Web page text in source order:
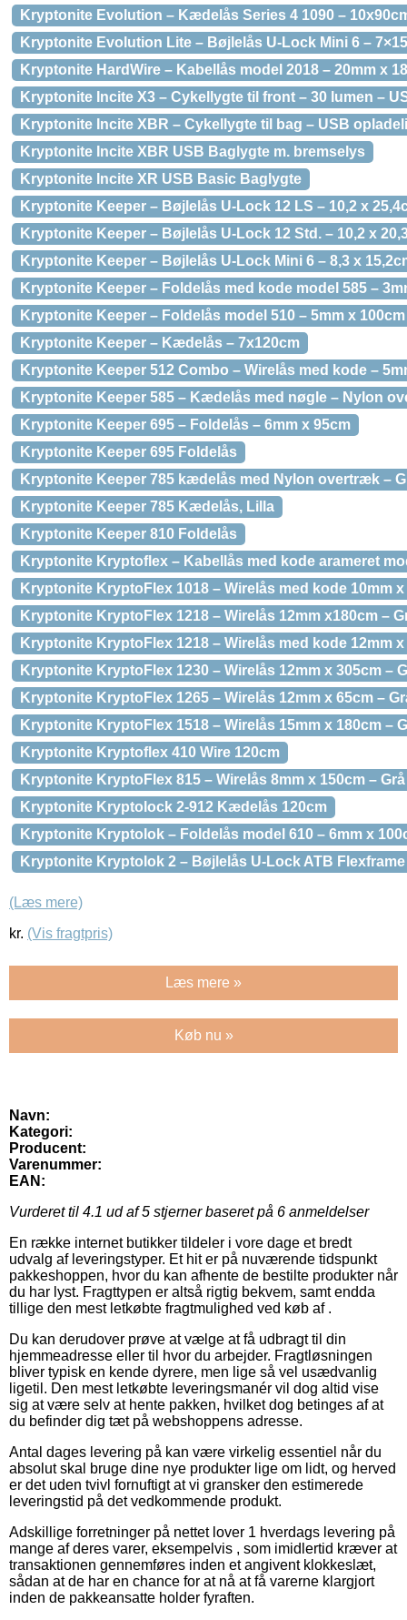
Kryptonite Evolution – Kædelås Series 4 1090 –
Kryptonite Evolution Lite – Bøjlelås U-Lock Mini 6 –
Kryptonite HardWire – Kabellås model 2018 – 20mm x
Kryptonite Incite X3 – Cykellygte til front – 30 lumen –
Kryptonite Incite XBR – Cykellygte til bag – USB
Kryptonite Incite XBR USB Baglygte m. bremselys
Kryptonite Incite XR USB Basic Baglygte
Kryptonite Keeper – Bøjlelås U-Lock 12 LS – 10,2 x
Kryptonite Keeper – Bøjlelås U-Lock 12 Std. – 10,2 x
Kryptonite Keeper – Bøjlelås U-Lock Mini 6 – 8,3 x
Kryptonite Keeper – Foldelås med kode model 585 –
Kryptonite Keeper – Foldelås model 510 – 5mm x 100cm
Kryptonite Keeper – Kædelås – 7x120cm
Kryptonite Keeper 512 Combo – Wirelås med kode –
Kryptonite Keeper 585 – Kædelås med nøgle – Nylon
Kryptonite Keeper 695 – Foldelås – 6mm x 95cm
Kryptonite Keeper 695 Foldelås
Kryptonite Keeper 785 kædelås med Nylon overtræk –
Kryptonite Keeper 785 Kædelås, Lilla
Kryptonite Keeper 810 Foldelås
Kryptonite Kryptoflex – Kabellås med kode arameret
Kryptonite KryptoFlex 1018 – Wirelås med kode 10mm x
Kryptonite KryptoFlex 1218 – Wirelås 12mm x180cm –
Kryptonite KryptoFlex 1218 – Wirelås med kode 12mm x
Kryptonite KryptoFlex 1230 – Wirelås 12mm x 305cm –
Kryptonite KryptoFlex 1265 – Wirelås 12mm x 65cm –
Kryptonite KryptoFlex 1518 – Wirelås 15mm x 180cm –
Kryptonite Kryptoflex 410 Wire 120cm
Kryptonite KryptoFlex 815 – Wirelås 8mm x 150cm – Grå
Kryptonite Kryptolock 2-912 Kædelås 120cm
Kryptonite Kryptolok – Foldelås model 610 – 6mm x
Kryptonite Kryptolok 2 – Bøjlelås U-Lock ATB Flexframe
(Læs mere)
kr. (Vis fragtpris)
Læs mere »
Køb nu »
Navn:
Kategori:
Producent:
Varenummer:
EAN:
Vurderet til 4.1 ud af 5 stjerner baseret på 6 anmeldelser
En række internet butikker tildeler i vore dage et bredt
udvalg af leveringstyper. Et hit er på nuværende tidspunkt
pakkeshoppen, hvor du kan afhente de bestilte produkter når
du har lyst. Fragttypen er altså rigtig bekvem, samt endda
tillige den mest letkøbte fragtmulighed ved køb af .
Du kan derudover prøve at vælge at få udbragt til din
hjemmeadresse eller til hvor du arbejder. Fragtløsningen
bliver typisk en kende dyrere, men lige så vel usædvanlig
ligetil. Den mest letkøbte leveringsmanér vil dog altid vise
sig at være selv at hente pakken, hvilket dog betinges af at
du befinder dig tæt på webshoppens adresse.
Antal dages levering på kan være virkelig essentiel når du
absolut skal bruge dine nye produkter lige om lidt, og herved
er det uden tvivl fornuftigt at vi gransker den estimerede
leveringstid på det vedkommende produkt.
Adskillige forretninger på nettet lover 1 hverdags levering på
mange af deres varer, eksempelvis , som imidlertid kræver at
transaktionen gennemføres inden et angivent klokkeslæt,
sådan at de har en chance for at nå at få varerne klargjort
inden de pakkeansatte holder fyraften.